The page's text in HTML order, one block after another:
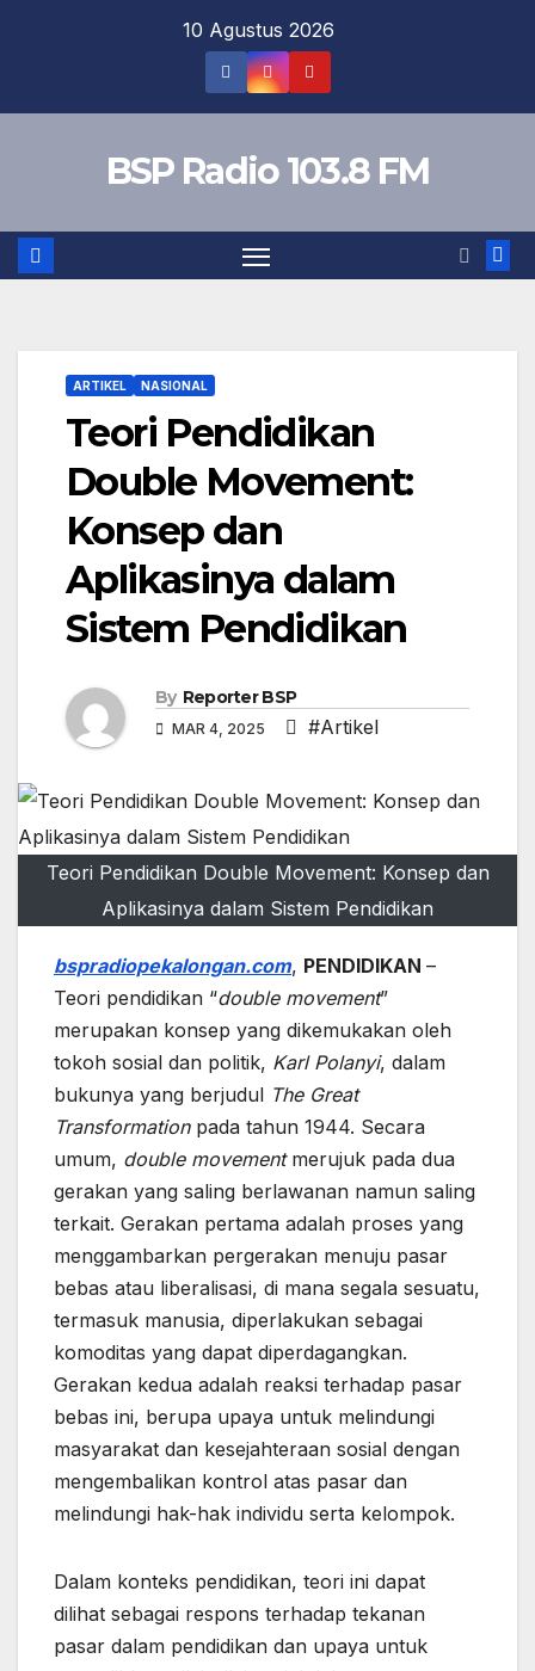
10 Agustus 2026
BSP Radio 103.8 FM
ARTIKEL NASIONAL
Teori Pendidikan
Double Movement:
Konsep dan
Aplikasinya dalam
Sistem Pendidikan
By Reporter BSP
MAR 4, 2025 #Artikel
Teori Pendidikan Double Movement: Konsep dan
Aplikasinya dalam Sistem Pendidikan
bspradiopekalongan.com, PENDIDIKAN –
Teori pendidikan “double movement”
merupakan konsep yang dikemukakan oleh
tokoh sosial dan politik, Karl Polanyi, dalam
bukunya yang berjudul The Great
Transformationpada tahun 1944. Secara
umum, double movementmerujuk pada dua
gerakan yang saling berlawanan namun saling
terkait. Gerakan pertama adalah proses yang
menggambarkan pergerakan menuju pasar
bebas atau liberalisasi, di mana segala sesuatu,
termasuk manusia, diperlakukan sebagai
komoditas yang dapat diperdagangkan.
Gerakan kedua adalah reaksi terhadap pasar
bebas ini, berupa upaya untuk melindungi
masyarakat dan kesejahteraan sosial dengan
mengembalikan kontrol atas pasar dan
melindungi hak-hak individu serta kelompok.
Dalam konteks pendidikan, teori ini dapat
dilihat sebagai respons terhadap tekanan
pasar dalam pendidikan dan upaya untuk